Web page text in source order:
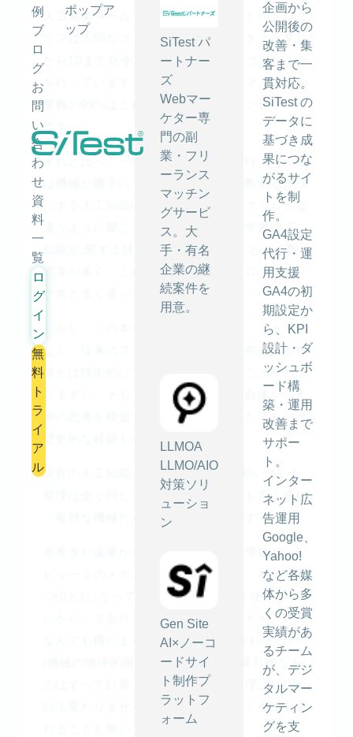
例
ブ
ロ
グ
お
問
い
合
わ
せ
資
料
一
覧
ロ
グ
イ
ン
無
料
ト
ラ
イ
ア
ル
ポップア
ップ
SiTest パ
ートナー
ズ
Webマー
ケター専
門の副
業・フリ
ーランス
マッチン
グサービ
ス。大
手・有名
企業の継
続案件を
用意。
LLMOA
LLMO/AIO
対策ソリ
ューショ
ン
Gen Site
AI×ノーコ
ードサイ
ト制作プ
ラットフ
ォーム
企画から
公開後の
改善・集
客まで一
貫対応。
SiTest の
データに
基づき成
果につな
がるサイ
トを制
作。
GA4設定
代行・運
用支援
GA4の初
期設定か
ら、KPI
設計・ダ
ッシュボ
ード構
築・運用
改善まで
サポー
ト。
インター
ネット広
告運用
Google、
Yahoo!
など各媒
体から多
くの受賞
実績があ
るチーム
が、デジ
タルマー
ケティン
グを支
人工知能ブームである昨今でも、殆どのプログ
ラマは人間がコンピュータのするべきことを1
から10まで命令する「普通」のプログラミング
を行っています。私自身もプログラマとしての
業務の99%はこれまでどおりのプログラミング
です。
それと比べ、一度プログラミングを行ったら後
は機械が勝手にデータを学習して判断するよう
にする人工知能の作成は従来のプログラムとは
違うように聞こえますし、私も機械学習(人工
知能)に関する技術書を幾つか読んだとき、数
式等が多く、これまで読んできたプログラミン
グ本と全く違った印象をうけました。
しかし、この本を読み進めていくと、そうでは
なく、従来のプログラミングと、現在の人工知
能とは技術的に完全に地続きであることがわか
りますし、そもそも、コンピュータ自体が「人
間の思考を模倣する機械進化してきた」という
歴史的な経緯もわかります。
現在の人工知能と100年前の歯車で動いていた
原理は全く同じであり、それは著者も言う通り
『複雑な機械だが驚くほど単純』です。
糸巻きや歯車から電気スイッチ、半導体とコン
ピュータのメカニズムが進化しても、たった2
つ(0と1になっているのは「たまたま使いやす
いから」であり、白と黒でも、アリとナシでも
なんでも構いません)の状態の組み合わせで、
(機械の物理的限界さえなければ)計算可能なも
のはすべて計算できるという基本原理は100年
以上変わりませんでしたし、おそらく今後も変
わることも無いでしょう。